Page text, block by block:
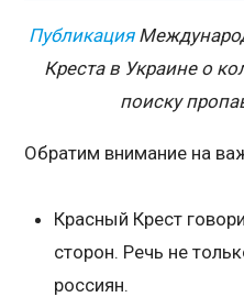
Публикация
Креста в Украине о
поиску
Обратим внимание на
Красный Крест
сторон. Речь не
россиян.